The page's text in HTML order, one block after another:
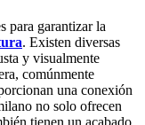
para garantizar la
. Existen diversas
y visualmente
comúnmente
una conexión
no solo ofrecen